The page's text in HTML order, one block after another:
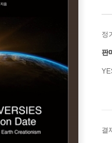
정
판
결